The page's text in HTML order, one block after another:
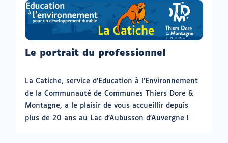
onglet)
Le portrait du professionnel
La Catiche, service d'Education à l'Environnement
de la Communauté de Communes Thiers Dore &
Montagne, a le plaisir de vous accueillir depuis
plus de 20 ans au Lac d'Aubusson d'Auvergne !